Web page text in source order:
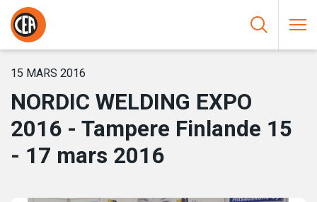
Aller au contenu
HOME/
FINLANDE 15 – 17 MARS 2016
15 MARS 2016
NORDIC WELDING EXPO
2016 - Tampere Finlande 15
- 17 mars 2016